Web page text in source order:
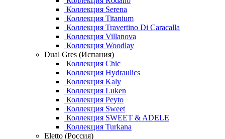
Коллекция Serena
Коллекция Titanium
Коллекция Travertino Di Caracalla
Коллекция Villanova
Коллекция Woodlay
Dual Gres (Испания)
Коллекция Chic
Коллекция Hydraulics
Коллекция Kaly
Коллекция Luken
Коллекция Peyto
Коллекция Sweet
Коллекция SWEET & ADELE
Коллекция Turkana
Eletto (Россия)